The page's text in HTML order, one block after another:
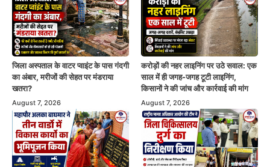
जिला अस्पताल के वाटर प्वाइंट के पास गंदगी
का अंबार, मरीजों की सेहत पर मंडराया
खतरा?
August 7, 2026
करोड़ों की नहर लाइनिंग पर उठे सवाल: एक
साल में ही जगह-जगह टूटी लाइनिंग,
किसानों ने की जांच और कार्रवाई की मांग
August 7, 2026